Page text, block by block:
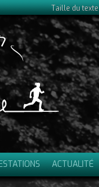
ACTUALITÉ
Taille du texte